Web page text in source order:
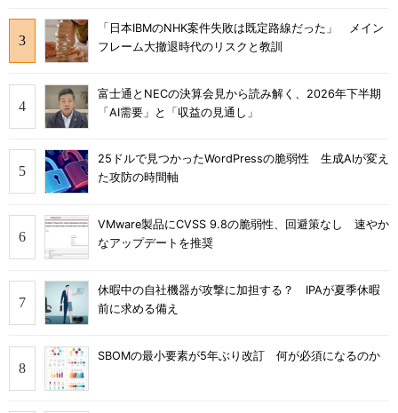
「日本IBMのNHK案件失敗は既定路線だった」 メイン
フレーム大撤退時代のリスクと教訓
富士通とNECの決算会見から読み解く、2026年下半期
「AI需要」と「収益の見通し」
25ドルで見つかったWordPressの脆弱性 生成AIが変え
た攻防の時間軸
VMware製品にCVSS 9.8の脆弱性、回避策なし 速やか
なアップデートを推奨
休暇中の自社機器が攻撃に加担する？ IPAが夏季休暇
前に求める備え
SBOMの最小要素が5年ぶり改訂 何が必須になるのか